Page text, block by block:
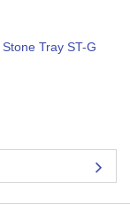
Tray ST-G